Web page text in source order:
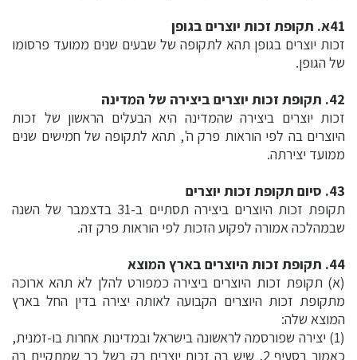
41א. תקופת זכות יוצרים בגופן
זכות יוצרים בגופן תהא לתקופה של שבעים שנים ממועד פרסומו
של הגופן.
42. תקופת זכות יוצרים ביצירה של המדינה
זכות יוצרים ביצירה שהמדינה היא הבעלים הראשון של זכות
היוצרים בה לפי הוראות פרק ה', תהא לתקופה של חמישים שנים
ממועד יצירתה.
43. סיום תקופת זכות יוצרים
תקופת זכות היוצרים ביצירה תסתיים ב-31 בדצמבר של השנה
שבמהלכה אמורה לפקוע הזכות לפי הוראות פרק זה.
44. תקופת זכות היוצרים בארץ המוצא
(א) תקופת זכות היוצרים ביצירה כמפורט להלן לא תהא ארוכה
מתקופת זכות היוצרים הקבועה לאותה יצירה בדין החל בארץ
המוצא שלה:
(1) יצירה שפורסמה לראשונה בישראל ובמדינות אחרות בו-זמנית,
כאמור בסעיף 2, שיש בה זכות יוצרים רק בשל כך שמתקיים בה